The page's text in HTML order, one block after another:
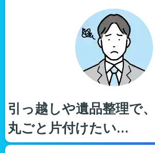
引っ越しや遺品整理で
丸ごと片付けたい…